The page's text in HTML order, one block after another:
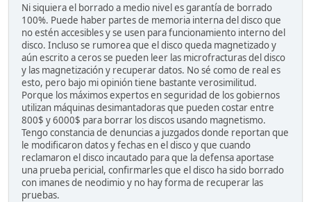
Ni siquiera el borrado a medio nivel es garantía de borrado
100%. Puede haber partes de memoria interna del disco que
no estén accesibles y se usen para funcionamiento interno del
disco. Incluso se rumorea que el disco queda magnetizado y
aún escrito a ceros se pueden leer las microfracturas del disco
y las magnetización y recuperar datos. No sé como de real es
esto, pero bajo mi opinión tiene bastante verosimilitud.
Porque los máximos expertos en seguridad de los gobiernos
utilizan máquinas desimantadoras que pueden costar entre
800$ y 6000$ para borrar los discos usando magnetismo.
Tengo constancia de denuncias a juzgados donde reportan que
le modificaron datos y fechas en el disco y que cuando
reclamaron el disco incautado para que la defensa aportase
una prueba pericial, confirmarles que el disco ha sido borrado
con imanes de neodimio y no hay forma de recuperar las
pruebas.